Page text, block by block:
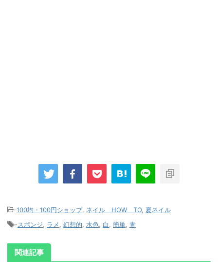
-100均・100円ショップ, ネイル HOW TO 夏ネイル
-スポンジ ラメ 幻想的 水色 白 簡単 青
関連記事